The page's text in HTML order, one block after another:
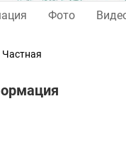
Фото
Частная